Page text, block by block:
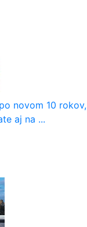
novom 10 rokov,
aj na ...